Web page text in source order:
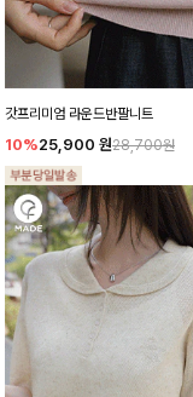
갓프리미엄 라운드반팔니트
10%25,900 원28,700원